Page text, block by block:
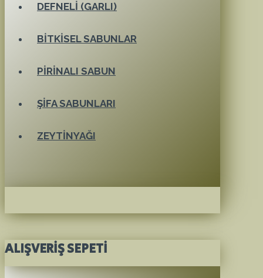
DEFNELI (GARLI)
BITKISEL SABUNLAR
PIRINALI SABUN
ŞIFA SABUNLARI
ZEYTINYAĞI
ALIŞVERIŞ SEPETI